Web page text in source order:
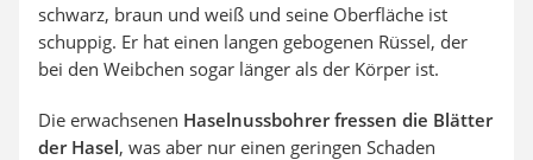
schwarz, braun und weiß und seine Oberfläche ist
schuppig. Er hat einen langen gebogenen Rüssel, der
bei den Weibchen sogar länger als der Körper ist.
Die erwachsenen Haselnussbohrer fressen die Blätter
der Hasel, was aber nur einen geringen Schaden